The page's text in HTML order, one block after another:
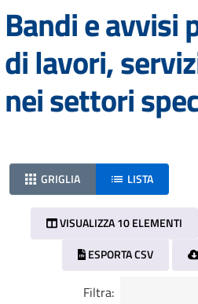
Bandi e avvisi
di lavori,
nei settori
GRIGLIA LISTA
VISUALIZZA 10 ELEMENTI
ESPORTA CSV
Filtra: